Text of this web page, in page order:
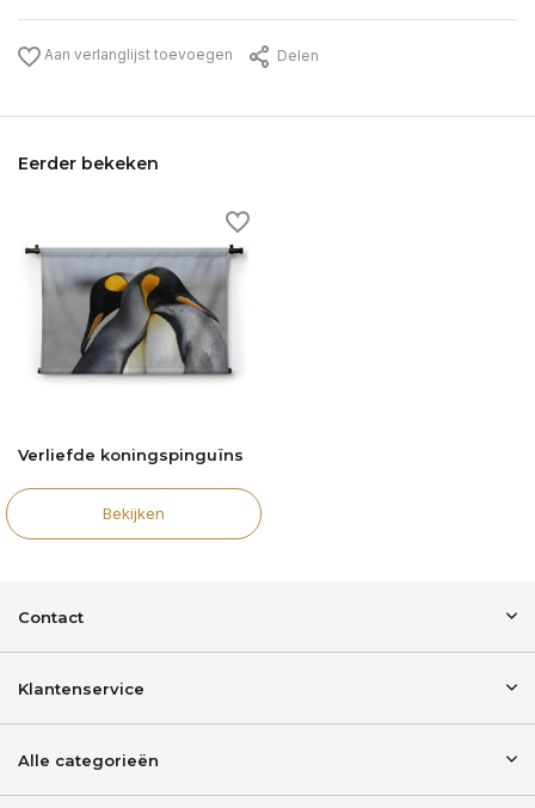
Aan verlanglijst toevoegen Delen
Eerder bekeken
Verliefde koningspinguïns
Bekijken
Contact
Klantenservice
Alle categorieën